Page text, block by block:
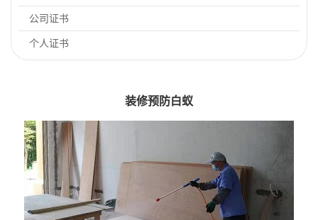
公司证书
个人证书
装修预防白蚁